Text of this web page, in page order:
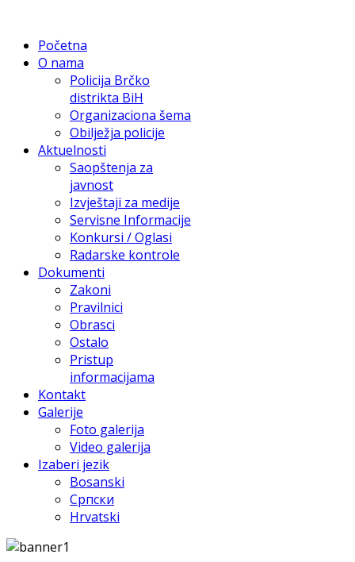
Početna
O nama
Policija Brčko
distrikta BiH
Organizaciona šema
Obilježja policije
Aktuelnosti
Saopštenja za
javnost
Izvještaji za medije
Servisne Informacije
Konkursi / Oglasi
Radarske kontrole
Dokumenti
Zakoni
Pravilnici
Obrasci
Ostalo
Pristup
informacijama
Kontakt
Galerije
Foto galerija
Video galerija
Izaberi jezik
Bosanski
Српски
Hrvatski